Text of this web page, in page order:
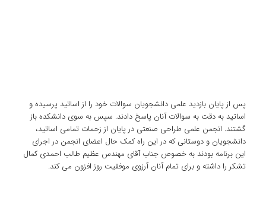
پس از پایان بازدید علمی دانشجویان سوالات خود را از اساتید پرسیده و
اساتید به دقت به سوالات آنان پاسخ دادند. سپس به سوی دانشکده باز
گشتند. انجمن علمی طراحی صنعتی در پایان از زحمات تمامی اساتید،
دانشجویان و دوستانی که در این راه کمک حال اعضای انجمن در اجرای
این برنامه بودند به خصوص جناب آقای مهندس عظیم طالب احمدی کمال
تشکر را داشته و برای تمام آنان آرزوی موفقیت روز افزون می کند.